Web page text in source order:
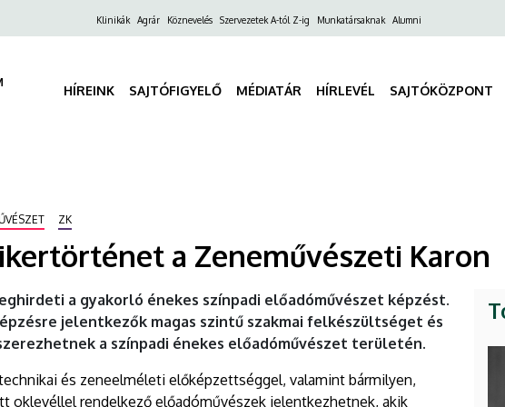
FelsőKlinikák Agrár Köznevelés Szervezetek A-tól Z-ig Munkatársaknak Alumni
HÍREINK SAJTÓFIGYELŐ MÉDIATÁR HÍRLEVÉL SAJTÓKÖZPONT
ZK
a Zeneművészeti Karon
a gyakorló énekes színpadi előadóművészet képzést.
jelentkezők magas szintű szakmai felkészültséget és
a színpadi énekes előadóművészet területén.
és zeneelméleti előképzettséggel, valamint bármilyen,
oklevéllel rendelkező előadóművészek jelentkezhetnek, akik